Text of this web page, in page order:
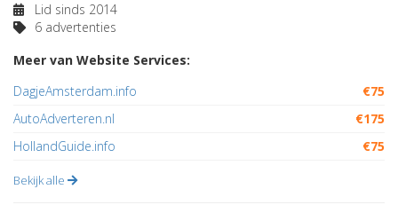
Lid sinds 2014
6 advertenties
Meer van Website Services:
DagjeAmsterdam.info
€75
AutoAdverteren.nl
€175
HollandGuide.info
€75
Bekijk alle